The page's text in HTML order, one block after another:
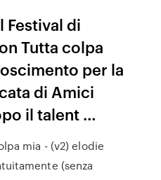
Festival di
Tutta colpa
per la
di Amici
il talent …
mia - (v2) elodie
(senza